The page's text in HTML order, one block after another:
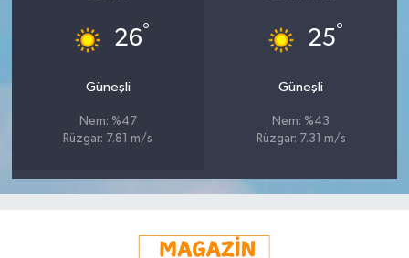
26°
Güneşli
Nem: %47
Rüzgar: 7.81 m/s
25°
Güneşli
Nem: %43
Rüzgar: 7.31 m/s